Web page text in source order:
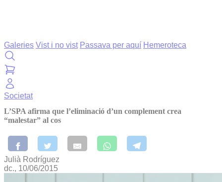
Galeries Vist i no vist Passava per aquí Hemeroteca
Societat
L’SPA afirma que l’eliminació d’un complement crea
“malestar” al cos
Julià Rodríguez
dc., 10/06/2015